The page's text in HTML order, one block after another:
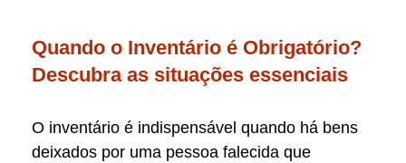
Quando o Inventário é Obrigatório?
Descubra as situações essenciais
O inventário é indispensável quando há bens
deixados por uma pessoa falecida que